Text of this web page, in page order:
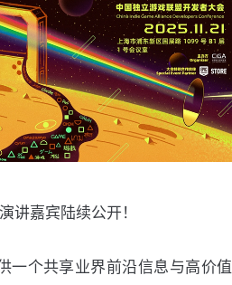
讲嘉宾陆续公开！
一个共享业界前沿信息与高价值